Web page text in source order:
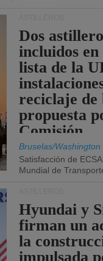
Dos
incluidos
lista de la
reciclaje de
propuesta
Comisión.
Bruselas/Washington
Satisfacción de
Mundial de
Hyundai y
firman un
la
impulsada